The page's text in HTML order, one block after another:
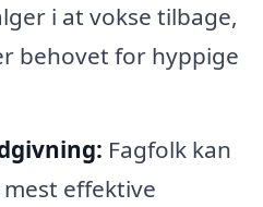
i at vokse tilbage,
behovet for hyppige
Fagfolk kan
effektive